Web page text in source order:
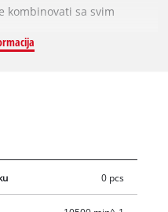
kombinovati sa svim
četkica su efikasniji,
Elektronika kontinualne
za brzo otpuštanje
bez alata. Za upotrebu
0 pcs